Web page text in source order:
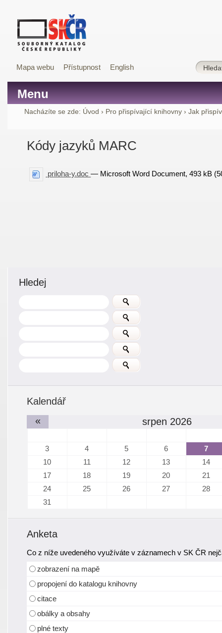
Mapa webu Přístupnost English
Menu
Nacházíte se zde: Úvod › Pro přispívající knihovny › Jak
Kódy jazyků MARC
priloha-y.doc— Microsoft Word Document, 493 kB
Hledej
Kalendář
«
srpen 2026
3 4 5 6
7
10
11 12 13
14
17
18 19 20
21
24
25 26 27
28
31
Anketa
Co z níže uvedeného využíváte v záznamech v SK ČR
zobrazení na mapě
propojení do katalogu knihovny
citace
obálky a obsahy
plné texty